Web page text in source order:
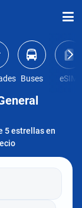
Buses eSIM
5 estrellas en